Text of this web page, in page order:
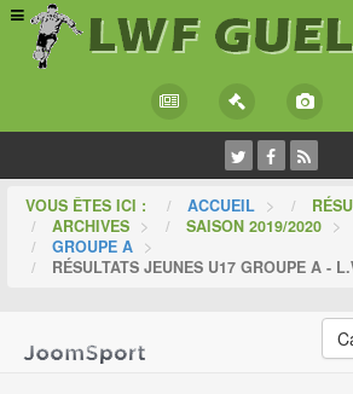
VOUS ÊTES ICI : ACCUEIL >
ARCHIVES > SAISON 2019/2020 >
GROUPE A >
RÉSULTATS JEUNES U17 GROUPE A -